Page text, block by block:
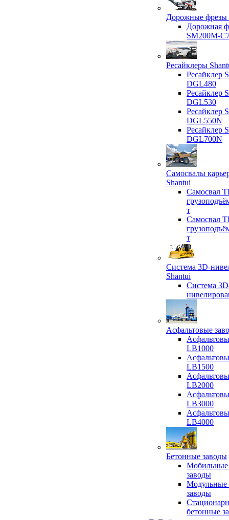
Дорожные фрезы
Дорожная
SM200M-
Ресайклеры
Ресайклер
DGL480
Ресайклер
DGL530
Ресайклер
DGL550N
Ресайклер
DGL700N
Самосвалы
Shantui
Самосвал
т
Самосвал
т
Система 3D-
Shantui
Система
Асфальтовые
LB1000
LB1500
LB2000
LB3000
LB4000
Бетонные заводы
Мобильные
заводы
Модульные
заводы
бетонные